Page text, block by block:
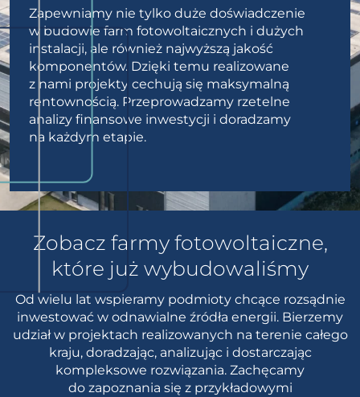
Zapewniamy nie tylko duże doświadczenie
w budowie farm fotowoltaicznych i dużych
instalacji, ale również najwyższą jakość
komponentów. Dzięki temu realizowane
z nami projekty cechują się maksymalną
rentownością. Przeprowadzamy rzetelne
analizy finansowe inwestycji i doradzamy
na każdym etapie.
Zobacz farmy fotowoltaiczne,
które już wybudowaliśmy
Od wielu lat wspieramy podmioty chcące rozsądnie
inwestować w odnawialne źródła energii. Bierzemy
udział w projektach realizowanych na terenie całego
kraju, doradzając, analizując i dostarczając
kompleksowe rozwiązania. Zachęcamy
do zapoznania się z przykładowymi